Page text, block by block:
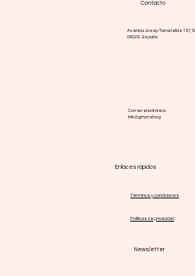
Newsletter
Contacto
Avenida Josep Tarradellas 157,
08029 - España
Correo electrónico:
info@gmpnsf.org
Enlaces rápidos
Términos y condiciones
Políticas de privacidad